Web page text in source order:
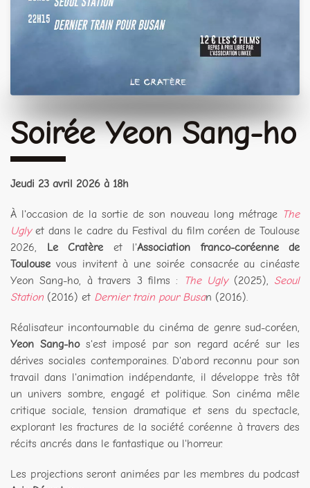
Soirée Yeon Sang-ho
Jeudi 23 avril 2026 à 18h
À l'occasion de la sortie de son nouveau long métrage The
Uglyet dans le cadre du Festival du film coréen de Toulouse
2026, Le Cratère et l'Association franco-coréenne de
Toulouse vous invitent à une soirée consacrée au cinéaste
Yeon Sang-ho, à travers 3 films :
The Ugly(2025), Seoul
Station (2016) et Dernier train pour Busan (2016).
Réalisateur incontournable du cinéma de genre sud-coréen,
Yeon Sang-hos'est imposé par son regard acéré sur les
dérives sociales contemporaines. D'abord reconnu pour son
travail dans l'animation indépendante, il développe très tôt
un univers sombre, engagé et politique. Son cinéma mêle
critique sociale, tension dramatique et sens du spectacle,
explorant les fractures de la société coréenne à travers des
récits ancrés dans le fantastique ou l'horreur.
Les projections seront animées par les membres du podcast